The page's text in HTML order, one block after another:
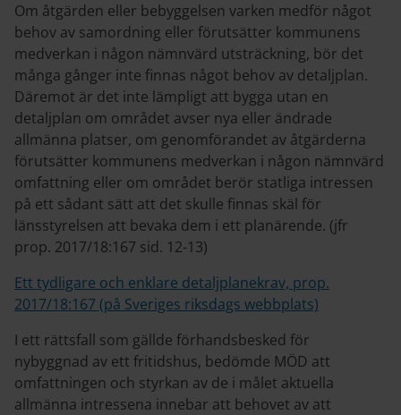
Om åtgärden eller bebyggelsen varken medför något
behov av samordning eller förutsätter kommunens
medverkan i någon nämnvärd utsträckning, bör det
många gånger inte finnas något behov av detaljplan.
Däremot är det inte lämpligt att bygga utan en
detaljplan om området avser nya eller ändrade
allmänna platser, om genomförandet av åtgärderna
förutsätter kommunens medverkan i någon nämnvärd
omfattning eller om området berör statliga intressen
på ett sådant sätt att det skulle finnas skäl för
länsstyrelsen att bevaka dem i ett planärende. (jfr
prop. 2017/18:167 sid. 12-13)
Ett tydligare och enklare detaljplanekrav, prop.
2017/18:167 (på Sveriges riksdags webbplats)
I ett rättsfall som gällde förhandsbesked för
nybyggnad av ett fritidshus, bedömde MÖD att
omfattningen och styrkan av de i målet aktuella
allmänna intressena innebar att behovet av att